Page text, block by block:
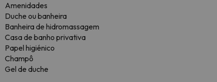
Amenidades
Duche ou banheira
Banheira de hidromassagem
Casa de banho privativa
Papel higiénico
Champô
Gel de duche